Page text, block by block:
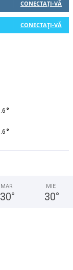
CONECTAȚI-VĂ
CONECTAȚI-VĂ
°
°
MAR
30°
MIE
30°